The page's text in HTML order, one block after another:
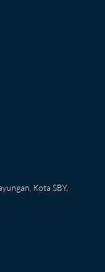
Kota SBY,